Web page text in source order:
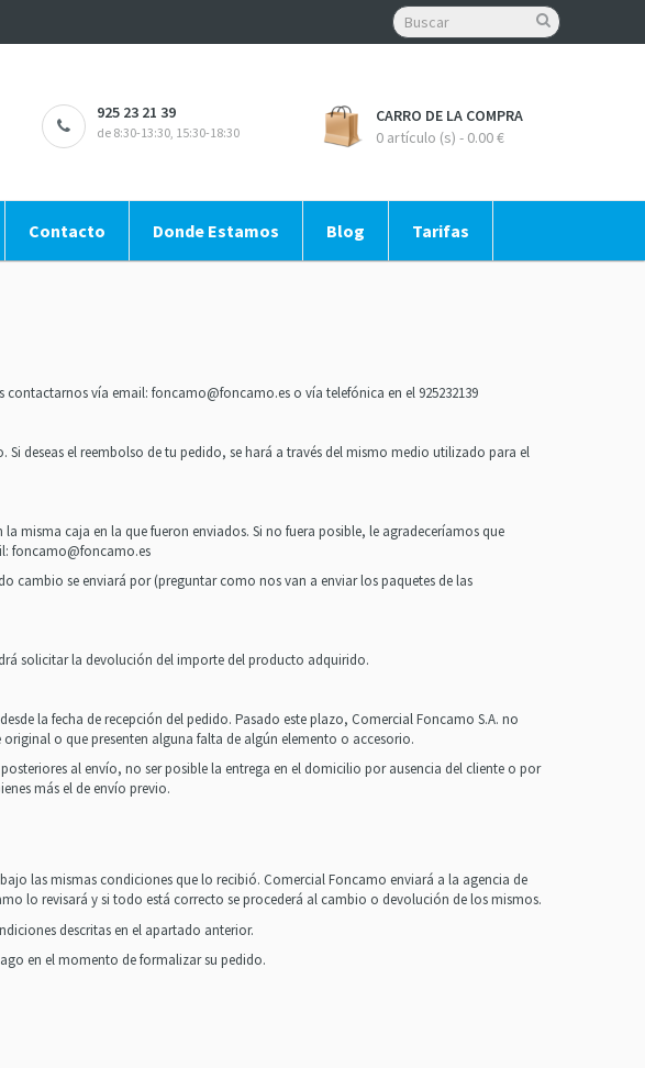
925 23 21 39
de 8:30-13:30, 15:30-18:30
CARRO DE LA COMPRA
0 artículo (s) - 0.00 €
Contacto Donde Estamos Blog Tarifas
contactarnos vía email: foncamo@foncamo.es o vía telefónica en el 925232139
deseas el reembolso de tu pedido, se hará a través del mismo medio utilizado para el
misma caja en la que fueron enviados. Si no fuera posible, le agradeceríamos que
foncamo@foncamo.es
cambio se enviará por (preguntar como nos van a enviar los paquetes de las
solicitar la devolución del importe del producto adquirido.
la fecha de recepción del pedido. Pasado este plazo, Comercial Foncamo S.A. no
o que presenten alguna falta de algún elemento o accesorio.
al envío, no ser posible la entrega en el domicilio por ausencia del cliente o por
más el de envío previo.
las mismas condiciones que lo recibió. Comercial Foncamo enviará a la agencia de
lo revisará y si todo está correcto se procederá al cambio o devolución de los mismos.
descritas en el apartado anterior.
en el momento de formalizar su pedido.